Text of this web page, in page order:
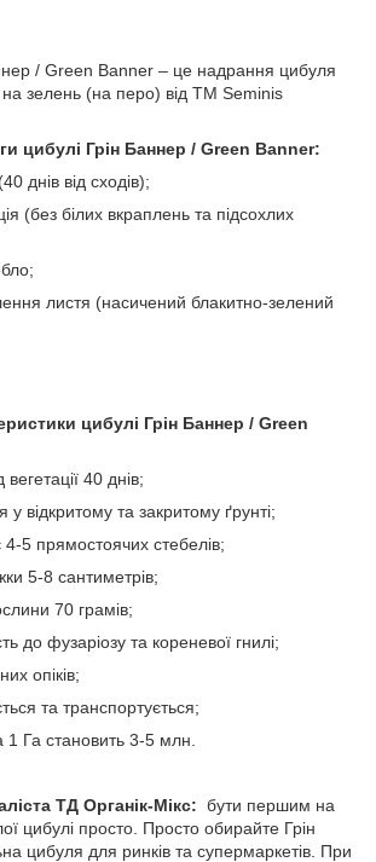
/ Green Banner – це надрання цибуля
зелень (на перо) від ТМ Seminis
цибулі Грін Баннер / Green Banner:
днів від сходів);
(без білих вкраплень та підсохлих
листя (насичений блакитно-зелений
цибулі Грін Баннер / Green
40 днів;
відкритому та закритому ґрунті;
5 прямостоячих стебелів;
5-8 сантиметрів;
70 грамів;
до фузаріозу та кореневої гнилі;
опіків;
та транспортується;
Га становить 3-5 млн.
ТД Органік-Мікс: бути першим на
цибулі просто. Просто обирайте Грін
цибуля для ринків та супермаркетів. При